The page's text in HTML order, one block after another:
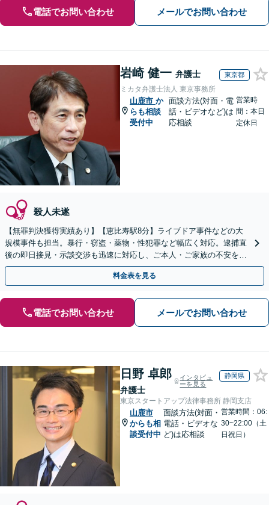
電話でお問い合わせ メールでお問い合わせ
岩崎 健一 弁護士 東京都
ミカタ弁護士法人 東京事務所
山鹿市 か
らも相談
受付中
面談方法(対面・電
話・ビデオなど)は
応相談
営業時
間：本日
定休日
殺人未遂
【無罪判決獲得実績あり】【恵比寿駅8分】ライブドア事件などの大
規模事件も担当。暴行・窃盗・薬物・性犯罪など幅広く対応。逮捕直
後の即日接見・示談交渉も迅速に対応し、ご本人・ご家族の不安を最
小限に抑えます。【初回相談可能】【WEB面談可能】
料金表を見る
電話でお問い合わせ メールでお問い合わせ
日野 卓郎
弁護士
インタビュ
ーを見る
静岡県
東京スタートアップ法律事務所 静岡支店
山鹿市
からも相
談受付中
面談方法(対面・
電話・ビデオな
ど)は応相談
営業時間：06:
30~22:00（土
日祝日）